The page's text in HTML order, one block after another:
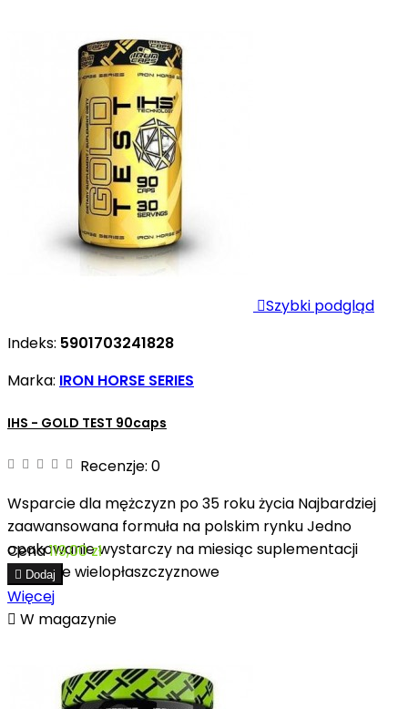
Szybki podgląd
Indeks: 5901703241828
Marka: IRON HORSE SERIES
IHS - GOLD TEST 90caps
Recenzje: 0
Wsparcie dla mężczyzn po 35 roku życia Najbardziej
zaawansowana formuła na polskim rynku Jedno
opakowanie wystarczy na miesiąc suplementacji
Działanie wielopłaszczyznowe
Cena119,00 zł
 Dodaj
Więcej
 W magazynie